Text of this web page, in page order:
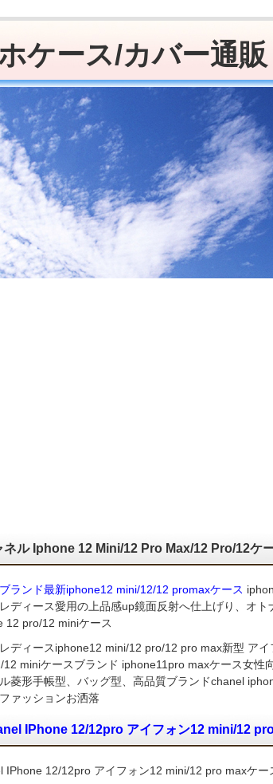
ケース/カバー通販
ネル Iphone 12 Mini/12 Pro Max/12 Pro/12ケ
ブランド最新iphone12 mini/12/12 promaxケース
ディース愛用の上品感up鏡面反射へ仕上げり、オト
12 pro/12 miniケース
ディースiphone12 mini/12 pro/12 pro max新型 ア
12 miniケースブランド iphone11pro maxケース女性
菱形手帳型、バッグ型、高品質ブランドchanel
ァッションお洒落
IPhone 12/12pro アイフォン12 mini/12